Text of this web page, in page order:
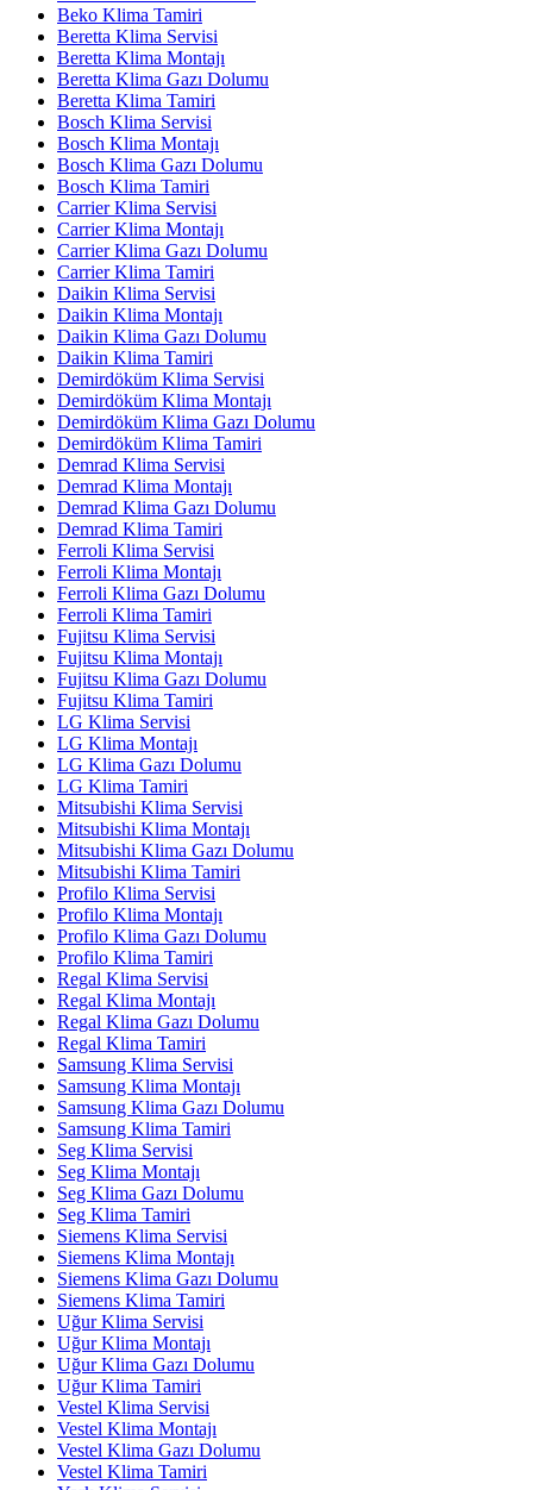
Beko Klima Tamiri
Beretta Klima Servisi
Beretta Klima Montajı
Beretta Klima Gazı Dolumu
Beretta Klima Tamiri
Bosch Klima Servisi
Bosch Klima Montajı
Bosch Klima Gazı Dolumu
Bosch Klima Tamiri
Carrier Klima Servisi
Carrier Klima Montajı
Carrier Klima Gazı Dolumu
Carrier Klima Tamiri
Daikin Klima Servisi
Daikin Klima Montajı
Daikin Klima Gazı Dolumu
Daikin Klima Tamiri
Demirdöküm Klima Servisi
Demirdöküm Klima Montajı
Demirdöküm Klima Gazı Dolumu
Demirdöküm Klima Tamiri
Demrad Klima Servisi
Demrad Klima Montajı
Demrad Klima Gazı Dolumu
Demrad Klima Tamiri
Ferroli Klima Servisi
Ferroli Klima Montajı
Ferroli Klima Gazı Dolumu
Ferroli Klima Tamiri
Fujitsu Klima Servisi
Fujitsu Klima Montajı
Fujitsu Klima Gazı Dolumu
Fujitsu Klima Tamiri
LG Klima Servisi
LG Klima Montajı
LG Klima Gazı Dolumu
LG Klima Tamiri
Mitsubishi Klima Servisi
Mitsubishi Klima Montajı
Mitsubishi Klima Gazı Dolumu
Mitsubishi Klima Tamiri
Profilo Klima Servisi
Profilo Klima Montajı
Profilo Klima Gazı Dolumu
Profilo Klima Tamiri
Regal Klima Servisi
Regal Klima Montajı
Regal Klima Gazı Dolumu
Regal Klima Tamiri
Samsung Klima Servisi
Samsung Klima Montajı
Samsung Klima Gazı Dolumu
Samsung Klima Tamiri
Seg Klima Servisi
Seg Klima Montajı
Seg Klima Gazı Dolumu
Seg Klima Tamiri
Siemens Klima Servisi
Siemens Klima Montajı
Siemens Klima Gazı Dolumu
Siemens Klima Tamiri
Uğur Klima Servisi
Uğur Klima Montajı
Uğur Klima Gazı Dolumu
Uğur Klima Tamiri
Vestel Klima Servisi
Vestel Klima Montajı
Vestel Klima Gazı Dolumu
Vestel Klima Tamiri